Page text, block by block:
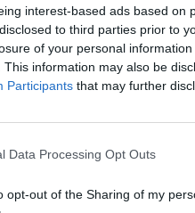
interest-based ads based on
to third parties prior to
of your personal
This information may also be
Participants that may further
Data Processing Opt Outs
opt-out of the Sharing of my
közel húsz évvel
referenciaként.
az év elején konlfiktus
román közlekedési
szerint
méterre mélyítette a